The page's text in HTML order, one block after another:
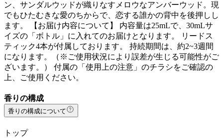
ン、サンダルウッドが織りなすメロウなアンバーウッド。現
でもひたむきな愛のちからで、恋する誰かの背中を後押しし
ます。 【お届け内容について】 内容量は25mLで、30mLサ
イズの「ボトル」に入れてのお届けとなります。 リードス
ティック4本が付属しております。 持続期間は、約2~3週間
になります。（※ご使用状況により誤差が生じる可能性がご
ざいます。） 付属の「使用上の注意」のチラシをご確認の
上、ご使用ください。
香りの構成
香りの構成について
トップ